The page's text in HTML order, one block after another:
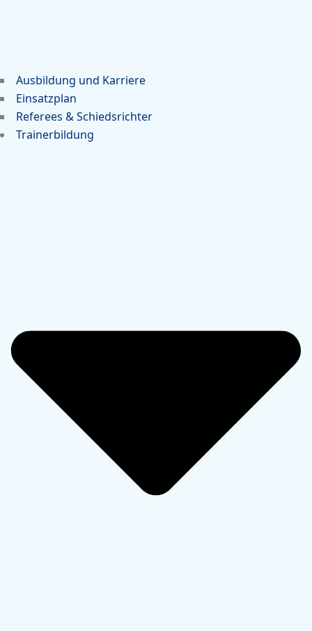
Ausbildung und Karriere
Einsatzplan
Referees & Schiedsrichter
Trainerbildung